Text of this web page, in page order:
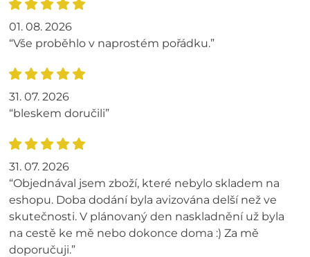
01. 08. 2026
“Vše proběhlo v naprostém pořádku.”
31. 07. 2026
“bleskem doručili”
31. 07. 2026
“Objednával jsem zboží, které nebylo skladem na
eshopu. Doba dodání byla avizována delší než ve
skutečnosti. V plánovaný den naskladnění už byla
na cestě ke mě nebo dokonce doma :) Za mě
doporučuji.”